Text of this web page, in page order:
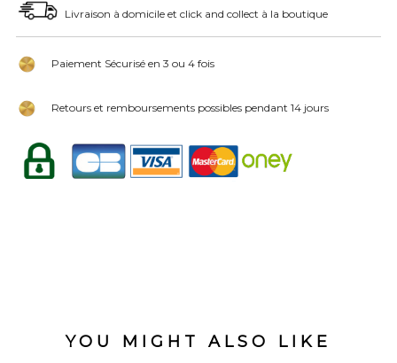
Livraison à domicile et click and collect à la boutique
Paiement Sécurisé en 3 ou 4 fois
Retours et remboursements possibles pendant 14 jours
YOU MIGHT ALSO LIKE